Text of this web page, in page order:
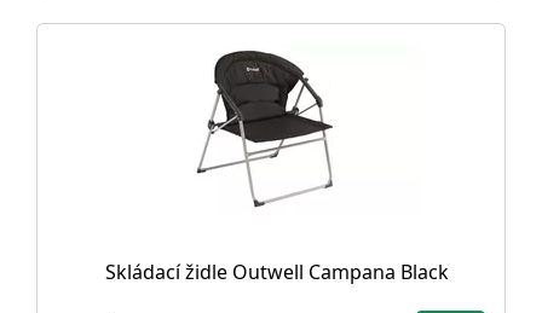
Skládací židle Outwell Campana Black